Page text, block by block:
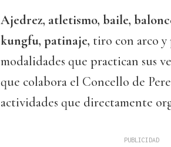
Ajedrez, atletismo, baile,
kungfu, patinaje, tiro con arco
modalidades que practican sus
que colabora el Concello de
actividades que directamente